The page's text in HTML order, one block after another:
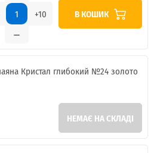
+10 В КОШИК
Кристал глибокий №24 золото
НЕМАЄ НА СКЛАДІ